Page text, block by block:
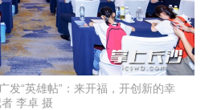
发“英雄帖”：来开福，开创新的幸
李卓 摄